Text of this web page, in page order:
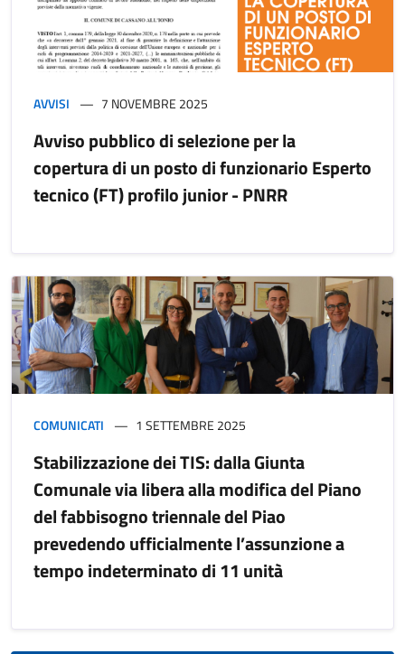
AVVISI 7 NOVEMBRE 2025
Avviso pubblico di selezione per la
copertura di un posto di funzionario Esperto
tecnico (FT) profilo junior - PNRR
COMUNICATI 1 SETTEMBRE 2025
Stabilizzazione dei TIS: dalla Giunta
Comunale via libera alla modifica del Piano
del fabbisogno triennale del Piao
prevedendo ufficialmente l’assunzione a
tempo indeterminato di 11 unità